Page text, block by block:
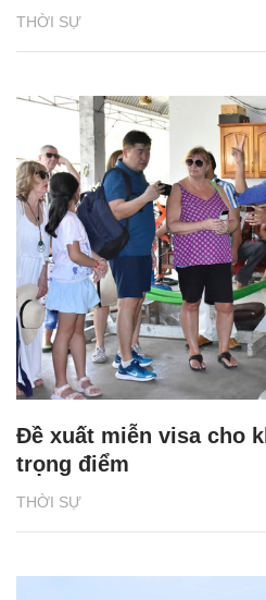
THỜI SỰ
THỜI SỰ
Đề xuất miễn visa cho
trọng điểm